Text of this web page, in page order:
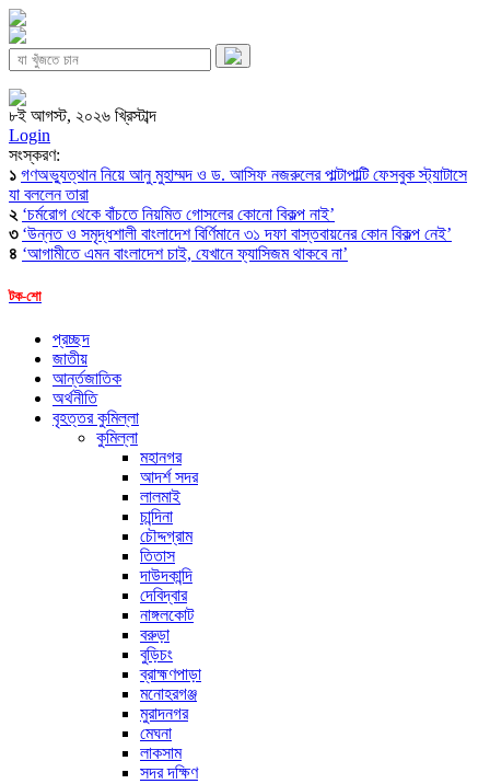
৮ই আগস্ট, ২০২৬ খ্রিস্টাব্দ
Login
সংস্করণ:
১ গণঅভ্যুত্থান নিয়ে আনু মুহাম্মদ ও ড. আসিফ নজরুলের পাল্টাপাল্টি ফেসবুক স্ট্যাটাসে
যা বললেন তারা
২ ‘চর্মরোগ থেকে বাঁচতে নিয়মিত গোসলের কোনো বিকল্প নাই’
৩ ‘উন্নত ও সমৃদ্ধশালী বাংলাদেশ বির্ণিমানে ৩১ দফা বাস্তবায়নের কোন বিকল্প নেই’
৪ ‘আগামীতে এমন বাংলাদেশ চাই, যেখানে ফ্যাসিজম থাকবে না’
টক-শো
প্রচ্ছদ
জাতীয়
আর্ন্তজাতিক
অর্থনীতি
বৃহত্তর কুমিল্লা
কুমিল্লা
মহানগর
আদর্শ সদর
লালমাই
চান্দিনা
চৌদ্দগ্রাম
তিতাস
দাউদকান্দি
দেবিদ্বার
নাঙ্গলকোট
বরুড়া
বুড়িচং
ব্রাহ্মণপাড়া
মনোহরগঞ্জ
মুরাদনগর
মেঘনা
লাকসাম
সদর দক্ষিণ